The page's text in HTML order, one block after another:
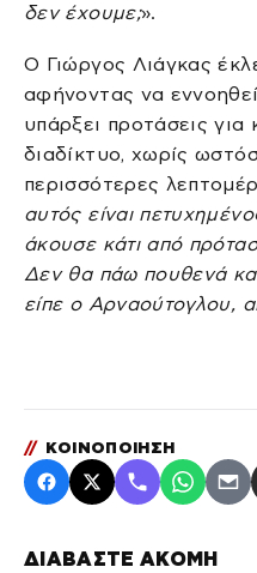
ΔΙΑΒΑΣΤΕ ΑΚΟΜΗ
δεν έχουμε;».
Ο Γιώργος Λιάγκας
αφήνοντας να
υπάρξει προτάσεις για
διαδίκτυο, χωρίς
περισσότερες
αυτός είναι
άκουσε κάτι από
Δεν θα πάω πουθενά
είπε ο Αρναούτογλου,
// ΚΟΙΝΟΠΟΙΗΣΗ